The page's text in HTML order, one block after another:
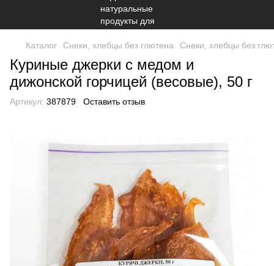
Каталог Снеки, хлебцы без глютена Снеки, хлебцы без
Куриные джерки с медом и
дижонской горчицей (весовые), 50 г
Артикул: 387879 Оставить отзыв